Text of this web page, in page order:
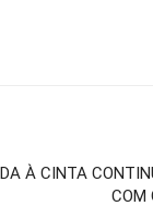
À CINTA
COM